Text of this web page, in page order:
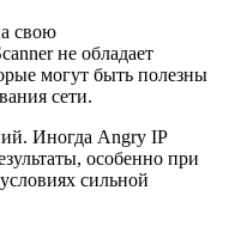
свою
не обладает
могут быть полезны
сети.
Иногда Angry IP
особенно при
сильной